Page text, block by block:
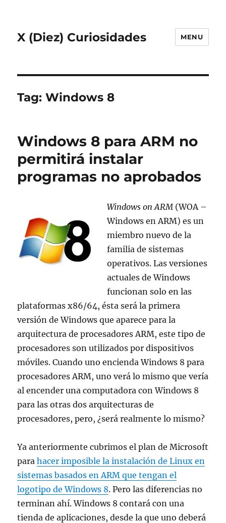
X (Diez) Curiosidades MENU
Tag:Windows 8
Windows 8 para ARM no
permitirá instalar
programas no aprobados
Windows on ARM (WOA –
Windows en ARM) es un
miembro nuevo de la
familia de sistemas
operativos. Las versiones
actuales de Windows
funcionan solo en las
plataformas x86/64, ésta será la primera
versión de Windows que aparece para la
arquitectura de procesadores ARM, este tipo de
procesadores son utilizados por dispositivos
móviles. Cuando uno encienda Windows 8 para
procesadores ARM, uno verá lo mismo que vería
al encender una computadora con Windows 8
para las otras dos arquitecturas de
procesadores, pero, ¿será realmente lo mismo?
Ya anteriormente cubrimos el plan de Microsoft
parahacer imposible la instalación de Linux en
sistemas basados en ARM que tengan el
logotipo de Windows 8. Pero las diferencias no
terminan ahí. Windows 8 contará con una
tienda de aplicaciones, desde la que uno deberá